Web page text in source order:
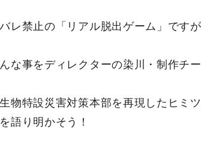
レ禁止の「リアル脱出ゲーム」です
な事をディレクターの染川・制作チ
物特設災害対策本部を再現したヒミ
語り明かそう！